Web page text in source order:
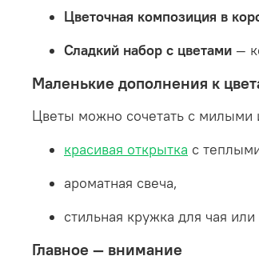
Цветочная композиция в
Сладкий набор с цветами —
Маленькие дополнения к
Цветы можно сочетать с милыми
красивая открытка с
ароматная свеча,
стильная кружка для чая
Главное — внимание